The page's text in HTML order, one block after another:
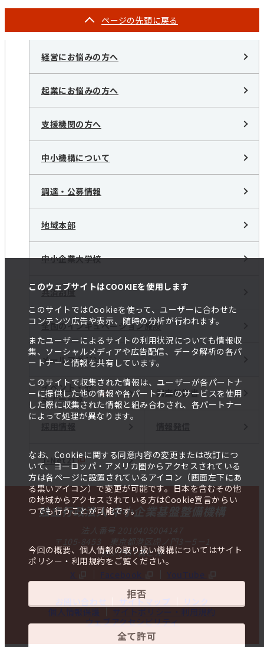
このウェブサイトはCOOKIEを使用します
このサイトではCookieを使って、ユーザーに合わせた
コンテンツ広告や表示、随時の分析が行われます。
またユーザーによるサイトの利用状況についても情報収
集、ソーシャルメディアや広告配信、データ解析の各パ
ートナーと情報を共有しています。
このサイトで収集された情報は、ユーザーが各パートナ
ーに提供した他の情報や各パートナーのサービスを使用
した際に収集された情報と組み合わされ、各パートナー
によって処理が異なります。
なお、Cookieに関する同意内容の変更または改訂につ
いて、ヨーロッパ・アメリカ圏からアクセスされている
方は各ページに設置されているアイコン（画面左下にあ
る黒いアイコン）で変更が可能です。日本を含むその他
の地域からアクセスされている方はCookie宣言からい
つでも行うことが可能です。
今回の概要、個人情報の取り扱い機構についてはサイト
ポリシー・利用規約をご覧ください。
拒否
全て許可
ページの先頭に戻る
経営にお悩みの方へ
起業にお悩みの方へ
支援機関の方へ
中小機構について
調達・公募情報
地域本部
中小企業大学校
共済制度
全国のインキュベーション施設
メールマガジン
イベント・セ
ミナー一覧
調査報告書
J-Net21
独立行政法人 中小企業基盤整備機構
法人番号 2010405004147
〒105-8453 東京都港区虎ノ門3－5－1
虎ノ門37森ビル
X
Facebook YouTube
お問い合わせ サイトマップ
リンク
個人情報保護
サイトポリシー・利用規約
ウェブアクセシビリティ